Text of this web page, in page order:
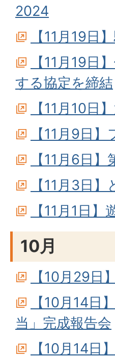
2024
【11月19日
【11月19日
する協定を締結
【11月10日
【11月9日
【11月6日
【11月3日
【11月1日
10月
【10月29
【10月14日
当」完成報告会
【10月14日